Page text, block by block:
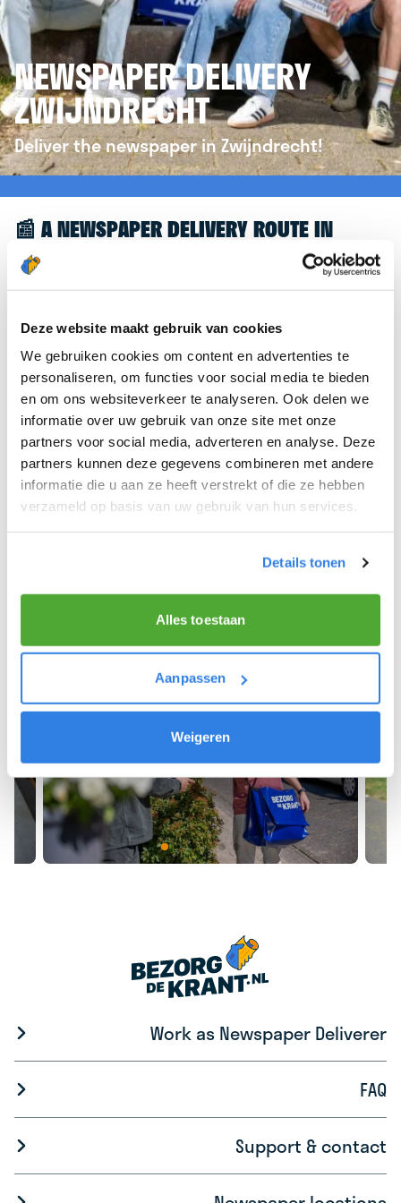
Deze website maakt gebruik van cookies
We gebruiken cookies om content en advertenties te
personaliseren, om functies voor social media te bieden
en om ons websiteverkeer te analyseren. Ook delen we
informatie over uw gebruik van onze site met onze
partners voor social media, adverteren en analyse. Deze
partners kunnen deze gegevens combineren met andere
informatie die u aan ze heeft verstrekt of die ze hebben
verzameld op basis van uw gebruik van hun services.
Details tonen
Alles toestaan
Aanpassen
Weigeren
NEWSPAPER DELIVERY
ZWIJNDRECHT
Deliver the newspaper in Zwijndrecht!
📰 A NEWSPAPER DELIVERY ROUTE IN
ZWIJNDRECHT
Great to see you're interested in a newspaper
we’d like to refer you to thekrantenbezorgen.nl
website. There, you can easily sign up to deliver
newspapers in Zwijndrecht.
We hope you can get started soon and wish you
the best of luck! 🚴‍♂️💨
Work as Newspaper Deliverer
FAQ
Support & contact